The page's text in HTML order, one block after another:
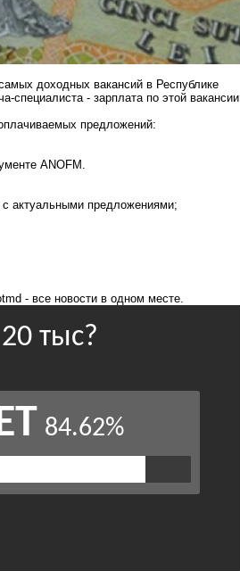
доходных вакансий в Республике
- зарплата по этой вакансии
предложений:
ANOFM.
актуальными предложениями;
- все новости в одном месте.